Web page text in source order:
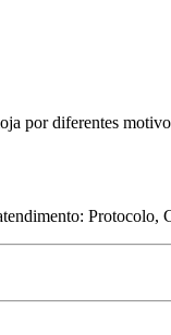
por diferentes
Protocolo,